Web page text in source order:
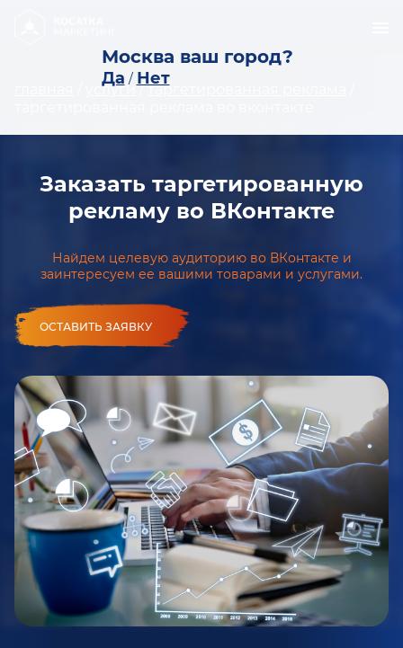
Москва ваш город?
Да / Нет
услуги /таргетированная реклама
Заказать таргетированную
рекламу во ВКонтакте
Найдем целевую аудиторию во ВКонтакте и
заинтересуем ее вашими товарами и услугами.
ОСТАВИТЬ ЗАЯВКУ